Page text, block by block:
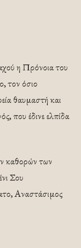
η Πρόνοια του
τον όσιο
θαυμαστή και
που έδινε ελπίδα
καθορών των
Σου
Αναστάσιμος